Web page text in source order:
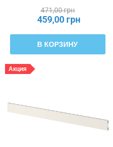
471,00 грн
459,00 грн
В КОРЗИНУ
Акция